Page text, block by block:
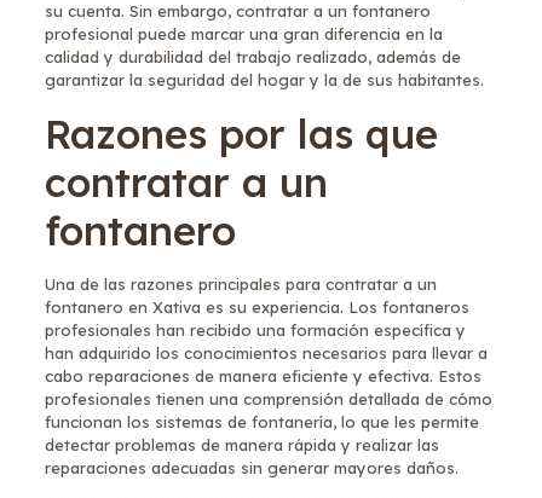
su cuenta. Sin embargo, contratar a un fontanero
profesional puede marcar una gran diferencia en la
calidad y durabilidad del trabajo realizado, además de
garantizar la seguridad del hogar y la de sus habitantes.
Razones por las que
contratar a un
fontanero
Una de las razones principales para contratar a un
fontanero en Xativa es su experiencia. Los fontaneros
profesionales han recibido una formación específica y
han adquirido los conocimientos necesarios para llevar a
cabo reparaciones de manera eficiente y efectiva. Estos
profesionales tienen una comprensión detallada de cómo
funcionan los sistemas de fontanería, lo que les permite
detectar problemas de manera rápida y realizar las
reparaciones adecuadas sin generar mayores daños.